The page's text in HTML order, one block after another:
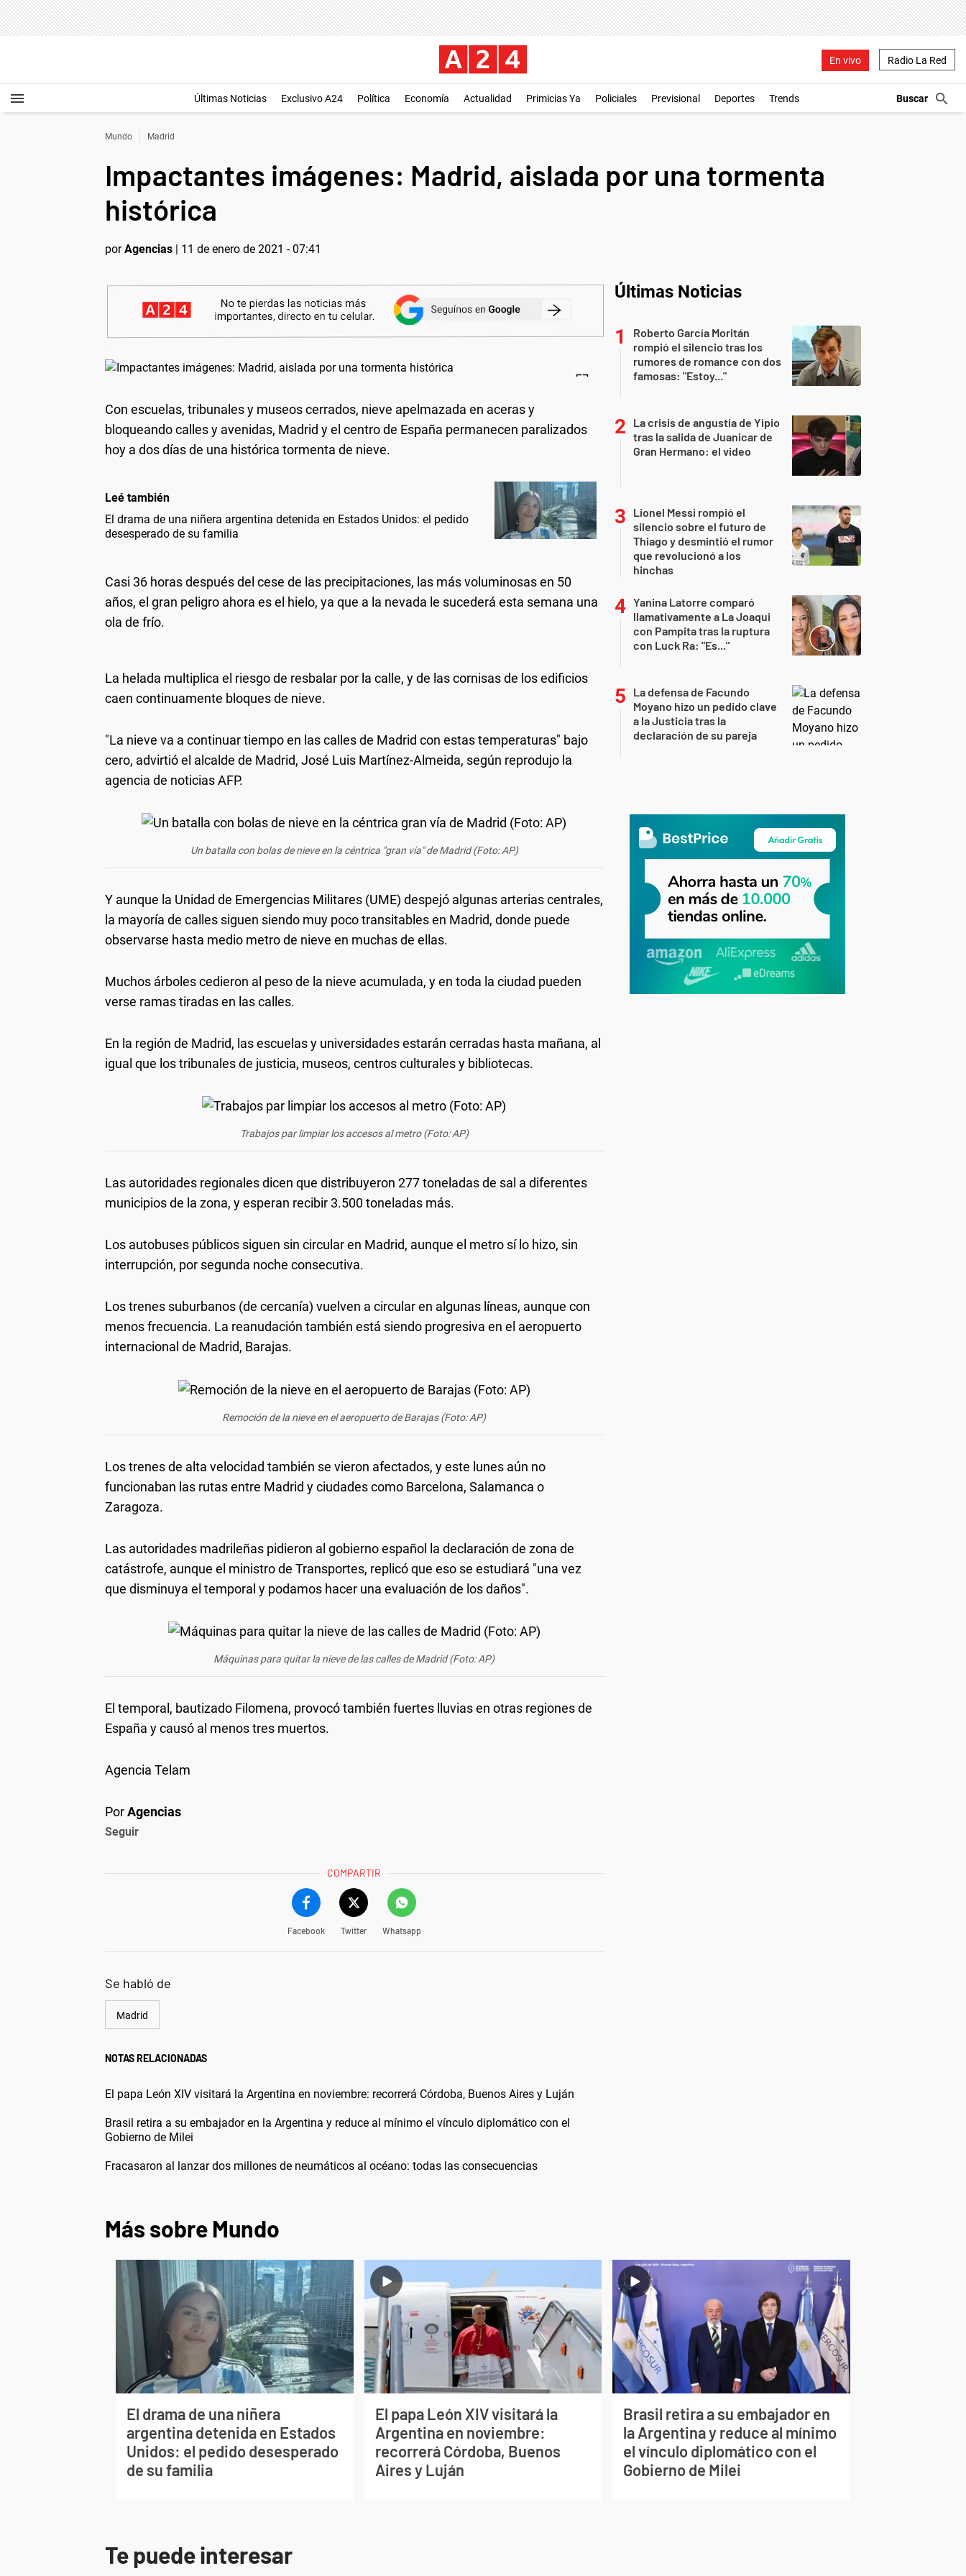
En vivo Radio La Red
Últimas Noticias Exclusivo A24 Política Economía Actualidad Primicias Ya Policiales Previsional Deportes Trends
Mundo Madrid
Impactantes imágenes: Madrid, aislada por una tormenta
histórica
porAgencias | 11 de enero de 2021 - 07:41
Con escuelas, tribunales y museos cerrados, nieve apelmazada en aceras y
bloqueando calles y avenidas, Madrid y el centro de España permanecen paralizados
hoy a dos días de una histórica tormenta de nieve.
Leé también
El drama de una niñera argentina detenida en Estados Unidos: el pedido
desesperado de su familia
Casi 36 horas después del cese de las precipitaciones, las más voluminosas en 50
años, el gran peligro ahora es el hielo, ya que a la nevada le sucederá esta semana una
ola de frío.
La helada multiplica el riesgo de resbalar por la calle, y de las cornisas de los edificios
caen continuamente bloques de nieve.
"La nieve va a continuar tiempo en las calles de Madrid con estas temperaturas" bajo
cero, advirtió el alcalde de Madrid, José Luis Martínez-Almeida, según reprodujo la
agencia de noticias AFP.
Un batalla con bolas de nieve en la céntrica "gran vía" de Madrid (Foto: AP)
Y aunque la Unidad de Emergencias Militares (UME) despejó algunas arterias centrales,
la mayoría de calles siguen siendo muy poco transitables en Madrid, donde puede
observarse hasta medio metro de nieve en muchas de ellas.
Muchos árboles cedieron al peso de la nieve acumulada, y en toda la ciudad pueden
verse ramas tiradas en las calles.
En la región de Madrid, las escuelas y universidades estarán cerradas hasta mañana, al
igual que los tribunales de justicia, museos, centros culturales y bibliotecas.
Trabajos par limpiar los accesos al metro (Foto: AP)
Las autoridades regionales dicen que distribuyeron 277 toneladas de sal a diferentes
municipios de la zona, y esperan recibir 3.500 toneladas más.
Los autobuses públicos siguen sin circular en Madrid, aunque el metro sí lo hizo, sin
interrupción, por segunda noche consecutiva.
Los trenes suburbanos (de cercanía) vuelven a circular en algunas líneas, aunque con
menos frecuencia. La reanudación también está siendo progresiva en el aeropuerto
internacional de Madrid, Barajas.
Remoción de la nieve en el aeropuerto de Barajas (Foto: AP)
Los trenes de alta velocidad también se vieron afectados, y este lunes aún no
funcionaban las rutas entre Madrid y ciudades como Barcelona, Salamanca o
Zaragoza.
Las autoridades madrileñas pidieron al gobierno español la declaración de zona de
catástrofe, aunque el ministro de Transportes, replicó que eso se estudiará "una vez
que disminuya el temporal y podamos hacer una evaluación de los daños".
Máquinas para quitar la nieve de las calles de Madrid (Foto: AP)
El temporal, bautizado Filomena, provocó también fuertes lluvias en otras regiones de
España y causó al menos tres muertos.
Agencia Telam
PorAgencias
Seguir
COMPARTIR
Facebook Twitter Whatsapp
Se habló de
Madrid
NOTAS RELACIONADAS
El papa León XIV visitará la Argentina en noviembre: recorrerá Córdoba, Buenos Aires y Luján
Brasil retira a su embajador en la Argentina y reduce al mínimo el vínculo diplomático con el
Gobierno de Milei
Fracasaron al lanzar dos millones de neumáticos al océano: todas las consecuencias
Últimas Noticias
Roberto García Moritán
rompió el silencio tras los
rumores de romance con dos
famosas: "Estoy..."
La crisis de angustia de Yipio
tras la salida de Juanicar de
Gran Hermano: el video
Lionel Messi rompió el
silencio sobre el futuro de
Thiago y desmintió el rumor
que revolucionó a los
hinchas
Yanina Latorre comparó
llamativamente a La Joaqui
con Pampita tras la ruptura
con Luck Ra: "Es..."
La defensa de Facundo
Moyano hizo un pedido clave
a la Justicia tras la
declaración de su pareja
Más sobre Mundo
El drama de una niñera
argentina detenida en Estados
Unidos: el pedido desesperado
de su familia
El papa León XIV visitará la
Argentina en noviembre:
recorrerá Córdoba, Buenos
Aires y Luján
Brasil retira a su embajador en
la Argentina y reduce al mínimo
el vínculo diplomático con el
Gobierno de Milei
Te puede interesar